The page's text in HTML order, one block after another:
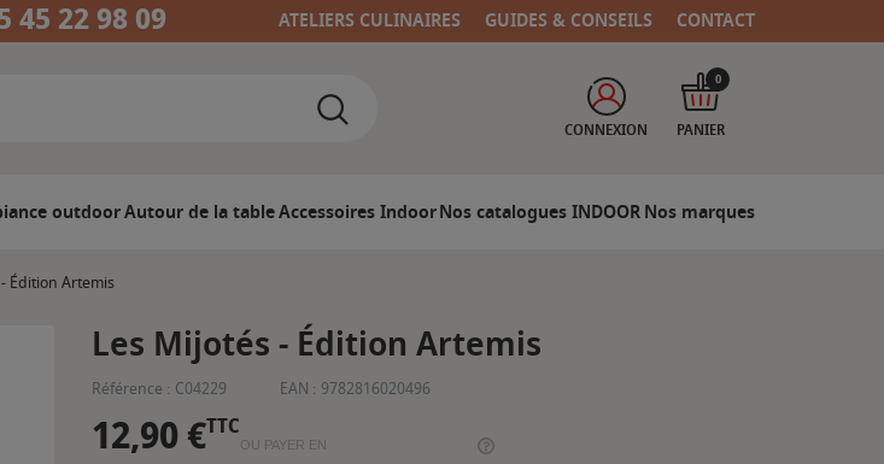
45 22 98 09 ATELIERS CULINAIRES GUIDES & CONSEILS CONTACT
CONNEXION PANIER
0
outdoorAutour de la tableAccessoires IndoorNos catalogues INDOORNos marques
Édition Artemis
Les Mijotés - Édition Artemis
Référence : C04229 EAN : 9782816020496
12,90 €TTC
OU PAYER EN